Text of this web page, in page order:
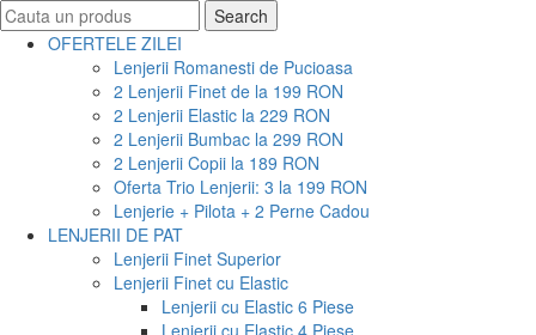
Search
for:
Search
OFERTELE ZILEI
Lenjerii Romanesti de Pucioasa
2 Lenjerii Finet de la 199 RON
2 Lenjerii Elastic la 229 RON
2 Lenjerii Bumbac la 299 RON
2 Lenjerii Copii la 189 RON
Oferta Trio Lenjerii: 3 la 199 RON
Lenjerie + Pilota + 2 Perne Cadou
LENJERII DE PAT
Lenjerii Finet Superior
Lenjerii Finet cu Elastic
Lenjerii cu Elastic 6 Piese
Lenjerii cu Elastic 4 Piese